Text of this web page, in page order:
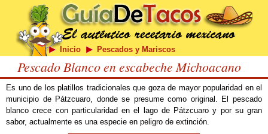
Inicio Pescados y Mariscos
Pescado Blanco en escabeche Michoacano
Es uno de los platillos tradicionales que goza de mayor popularidad en el
municipio de Pátzcuaro, donde se presume como original. El pescado
blanco crece con particularidad en el lago de Pátzcuaro y por su gran
sabor, actualmente es una especie en peligro de extinción.